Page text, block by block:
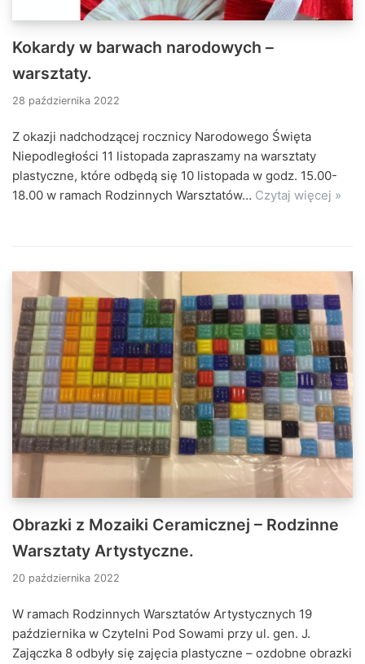
Kokardy w barwach narodowych –
warsztaty.
28 października 2022
Z okazji nadchodzącej rocznicy Narodowego Święta
Niepodległości 11 listopada zapraszamy na warsztaty
plastyczne, które odbędą się 10 listopada w godz. 15.00-
18.00 w ramach Rodzinnych Warsztatów… Czytaj więcej »
Obrazki z Mozaiki Ceramicznej – Rodzinne
Warsztaty Artystyczne.
20 października 2022
W ramach Rodzinnych Warsztatów Artystycznych 19
października w Czytelni Pod Sowami przy ul. gen. J.
Zajączka 8 odbyły się zajęcia plastyczne – ozdobne obrazki